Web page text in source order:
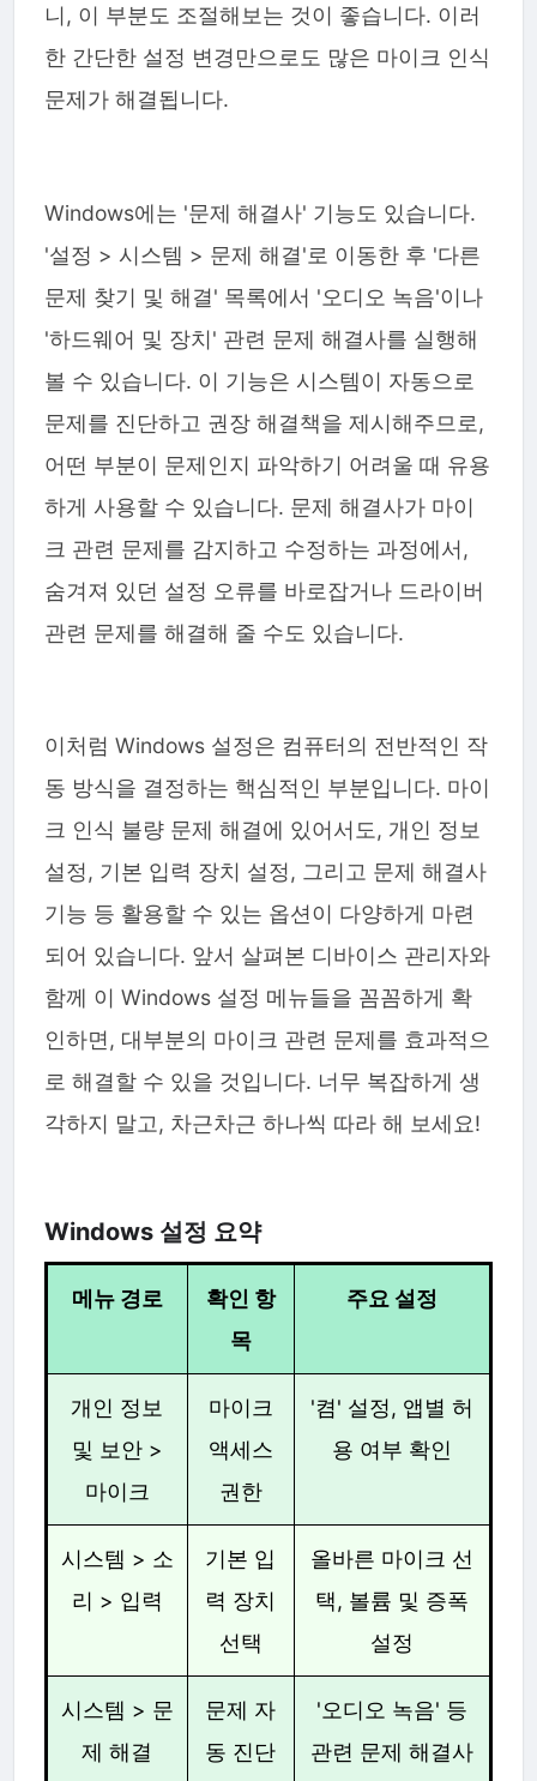
니, 이 부분도 조절해보는 것이 좋습니다. 이러
한 간단한 설정 변경만으로도 많은 마이크 인식
문제가 해결됩니다.
Windows에는 '문제 해결사' 기능도 있습니다.
'설정 > 시스템 > 문제 해결'로 이동한 후 '다른
문제 찾기 및 해결' 목록에서 '오디오 녹음'이나
'하드웨어 및 장치' 관련 문제 해결사를 실행해
볼 수 있습니다. 이 기능은 시스템이 자동으로
문제를 진단하고 권장 해결책을 제시해주므로,
어떤 부분이 문제인지 파악하기 어려울 때 유용
하게 사용할 수 있습니다. 문제 해결사가 마이
크 관련 문제를 감지하고 수정하는 과정에서,
숨겨져 있던 설정 오류를 바로잡거나 드라이버
관련 문제를 해결해 줄 수도 있습니다.
이처럼 Windows 설정은 컴퓨터의 전반적인 작
동 방식을 결정하는 핵심적인 부분입니다. 마이
크 인식 불량 문제 해결에 있어서도, 개인 정보
설정, 기본 입력 장치 설정, 그리고 문제 해결사
기능 등 활용할 수 있는 옵션이 다양하게 마련
되어 있습니다. 앞서 살펴본 디바이스 관리자와
함께 이 Windows 설정 메뉴들을 꼼꼼하게 확
인하면, 대부분의 마이크 관련 문제를 효과적으
로 해결할 수 있을 것입니다. 너무 복잡하게 생
각하지 말고, 차근차근 하나씩 따라 해 보세요!
Windows 설정 요약
메뉴 경로
확인 항
목
주요 설정
개인 정보
및 보안 >
마이크
마이크
액세스
권한
'켬' 설정, 앱별 허
용 여부 확인
시스템 > 소
리 > 입력
기본 입
력 장치
선택
올바른 마이크 선
택, 볼륨 및 증폭
설정
시스템 > 문
제 해결
문제 자
동 진단
'오디오 녹음' 등
관련 문제 해결사